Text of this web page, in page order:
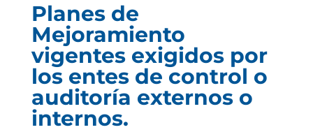
Planes de
Mejoramiento
vigentes exigidos por
los entes de control o
auditoría externos o
internos.